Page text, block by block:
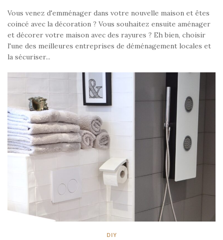
Vous venez d'emménager dans votre nouvelle maison et êtes
coincé avec la décoration ? Vous souhaitez ensuite aménager
et décorer votre maison avec des rayures ? Eh bien, choisir
l'une des meilleures entreprises de déménagement locales et
la sécuriser...
DIY